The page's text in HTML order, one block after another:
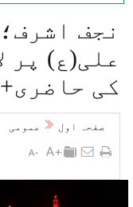
نجف
علی(ع) پر
کی
صفحہ اول عمومی